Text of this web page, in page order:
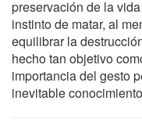
preservación de la
instinto de matar, al
equilibrar la
hecho tan objetivo
importancia del gesto
inevitable